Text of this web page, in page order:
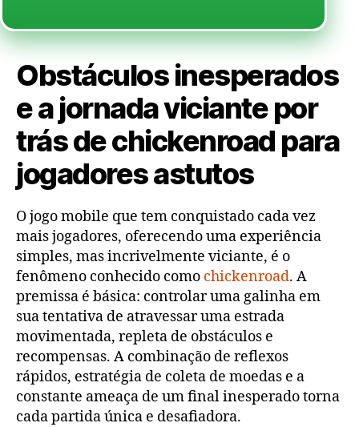
Obstáculos inesperados
e a jornada viciante por
trás de chickenroad para
jogadores astutos
O jogo mobile que tem conquistado cada vez
mais jogadores, oferecendo uma experiência
simples, mas incrivelmente viciante, é o
fenômeno conhecido como chickenroad. A
premissa é básica: controlar uma galinha em
sua tentativa de atravessar uma estrada
movimentada, repleta de obstáculos e
recompensas. A combinação de reflexos
rápidos, estratégia de coleta de moedas e a
constante ameaça de um final inesperado torna
cada partida única e desafiadora.